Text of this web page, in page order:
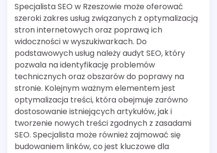
Specjalista SEO w Rzeszowie może oferować
szeroki zakres usług związanych z optymalizacją
stron internetowych oraz poprawą ich
widoczności w wyszukiwarkach. Do
podstawowych usług należy audyt SEO, który
pozwala na identyfikację problemów
technicznych oraz obszarów do poprawy na
stronie. Kolejnym ważnym elementem jest
optymalizacja treści, która obejmuje zarówno
dostosowanie istniejących artykułów, jak i
tworzenie nowych treści zgodnych z zasadami
SEO. Specjalista może również zajmować się
budowaniem linków, co jest kluczowe dla